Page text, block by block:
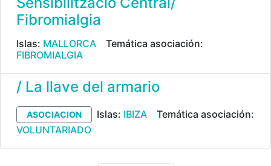
Fibromialgia
Islas: MALLORCA
Temática asociación:
FIBROMIALGIA
/ La llave del armario
ASOCIACION Islas: IBIZA
Temática asociación:
VOLUNTARIADO